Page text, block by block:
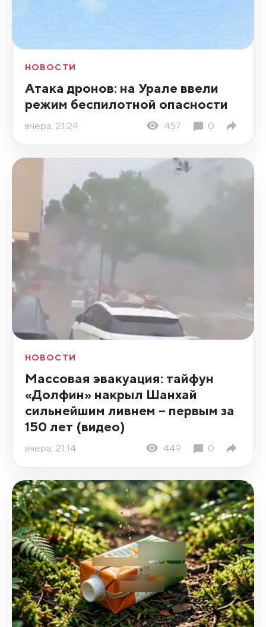
НОВОСТИ
Атака дронов: на Урале ввели
режим беспилотной опасности
вчера, 21:24 457 0
НОВОСТИ
Массовая эвакуация: тайфун
«Долфин» накрыл Шанхай
сильнейшим ливнем – первым за
150 лет (видео)
вчера, 21:14 449 0